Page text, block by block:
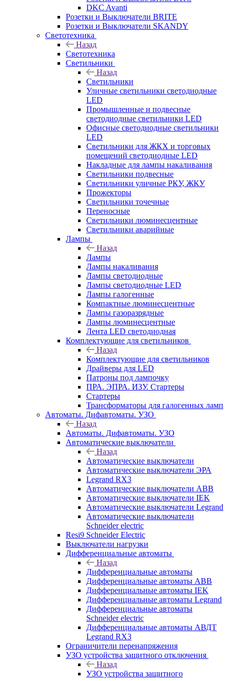
DKC Avanti
Розетки и Выключатели BRITE
Розетки и Выключатели SKANDY
Светотехника
Назад
Светотехника
Светильники
Назад
Светильники
Уличные светильники светодиодные
LED
Промышленные и подвесные
светодиодные светильники LED
Офисные светодиодные светильники
LED
Светильники для ЖКХ и торговых
помещений светодиодные LED
Накладные для лампы накаливания
Светильники подвесные
Светильники уличные РКУ, ЖКУ
Прожекторы
Cветильники точечные
Переносные
Светильники люминесцентные
Светильники аварийные
Лампы
Назад
Лампы
Лампы накаливания
Лампы светодиодные
Лампы светодиодные LED
Лампы галогенные
Компактные люминесцентные
Лампы газоразрядные
Лампы люминесцентные
Лента LED светодиодная
Комплектующие для светильников
Назад
Комплектующие для светильников
Драйверы для LED
Патроны под лампочку
ПРА. ЭПРА. ИЗУ. Стартеры
Стартеры
Трансформаторы для галогенных ламп
Автоматы. Дифавтоматы. УЗО
Назад
Автоматы. Дифавтоматы. УЗО
Автоматические выключатели
Назад
Автоматические выключатели
Автоматические выключатели ЭРА
Legrand RX3
Автоматические выключатели ABB
Автоматические выключатели IEK
Автоматические выключатели Legrand
Автоматические выключатели
Schneider electric
Resi9 Schneider Electric
Выключатели нагрузки
Дифференциальные автоматы
Назад
Дифференциальные автоматы
Дифференциальные автоматы ABB
Дифференциальные автоматы IEK
Дифференциальные автоматы Legrand
Дифференциальные автоматы
Schneider electric
Дифференциальные автоматы АВДТ
Legrand RX3
Ограничители перенапряжения
УЗО устройства защитного отключения
Назад
УЗО устройства защитного